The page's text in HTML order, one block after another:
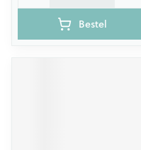
Bestel